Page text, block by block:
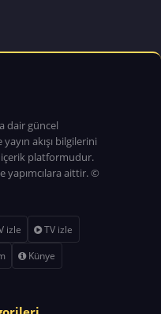
dair güncel
akışı bilgilerini
içerik platformudur.
yapımcılara aittir. ©
izle
TV izle
Künye